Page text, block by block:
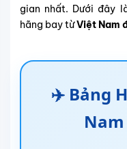
gian nhất. Dưới đây
hãng bay từViệt Nam
✈️ Bảng